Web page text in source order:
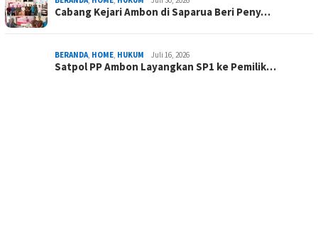
Cabang Kejari Ambon di Saparua Beri Peny…
BERANDA, HOME, HUKUM Juli 16, 2026
Satpol PP Ambon Layangkan SP1 ke Pemilik…